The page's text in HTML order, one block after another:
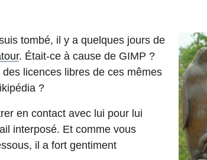
tombé, il y a quelques jours de
. Était-ce à cause de GIMP ?
licences libres de ces mêmes
?
en contact avec lui pour lui
interposé. Et comme vous
il a fort gentiment